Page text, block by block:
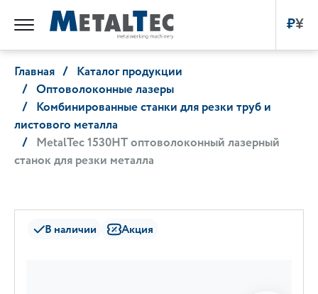
₽¥
Главная
Каталог продукции
Оптоволоконные лазеры
Комбинированные станки для резки труб и
листового металла
MetalTec 1530HТ оптоволоконный лазерный
станок для резки металла
В наличии Акция